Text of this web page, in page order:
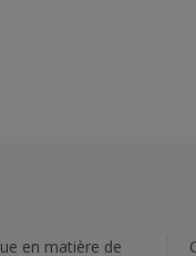
en matière de